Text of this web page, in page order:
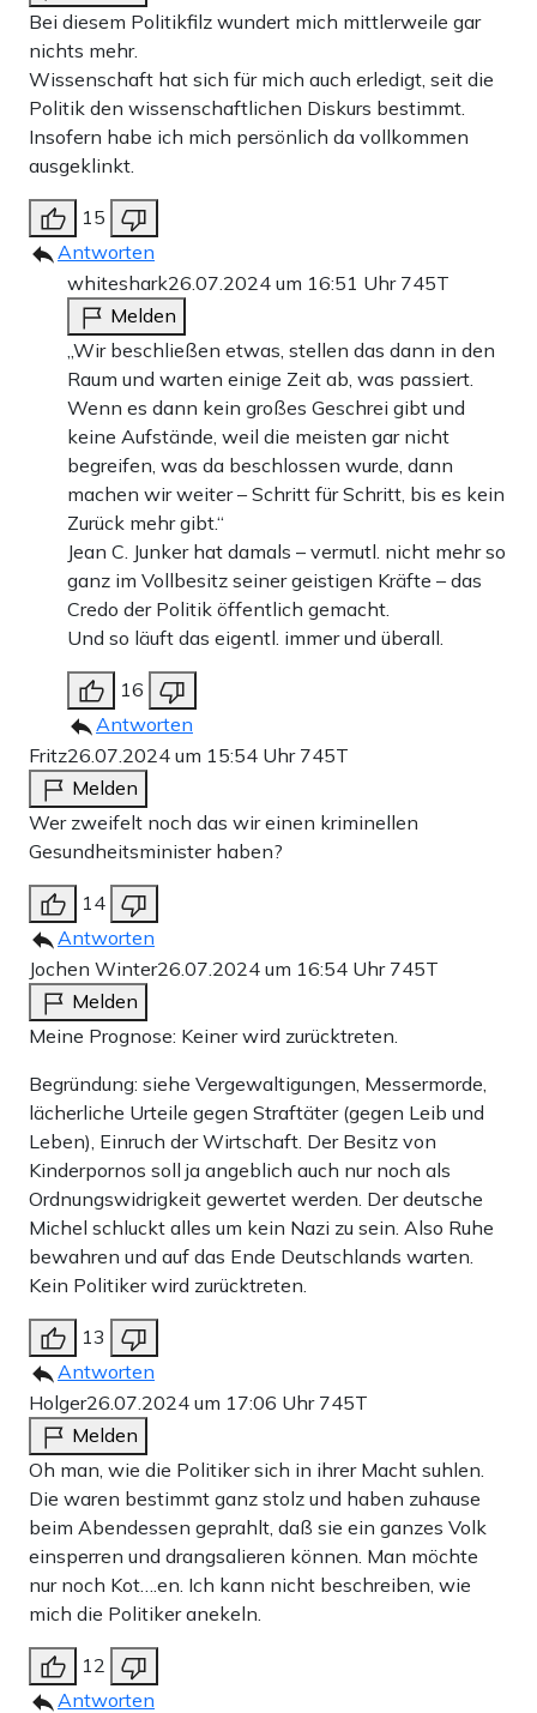
Bei diesem Politikfilz wundert mich mittlerweile gar
nichts mehr.
Wissenschaft hat sich für mich auch erledigt, seit die
Politik den wissenschaftlichen Diskurs bestimmt.
Insofern habe ich mich persönlich da vollkommen
ausgeklinkt.
15
Antworten
whiteshark26.07.2024 um 16:51 Uhr 745T
Melden
„Wir beschließen etwas, stellen das dann in den
Raum und warten einige Zeit ab, was passiert.
Wenn es dann kein großes Geschrei gibt und
keine Aufstände, weil die meisten gar nicht
begreifen, was da beschlossen wurde, dann
machen wir weiter – Schritt für Schritt, bis es kein
Zurück mehr gibt.“
Jean C. Junker hat damals – vermutl. nicht mehr so
ganz im Vollbesitz seiner geistigen Kräfte – das
Credo der Politik öffentlich gemacht.
Und so läuft das eigentl. immer und überall.
16
Antworten
Fritz26.07.2024 um 15:54 Uhr 745T
Melden
Wer zweifelt noch das wir einen kriminellen
Gesundheitsminister haben?
14
Antworten
Jochen Winter26.07.2024 um 16:54 Uhr 745T
Melden
Meine Prognose: Keiner wird zurücktreten.
Begründung: siehe Vergewaltigungen, Messermorde,
lächerliche Urteile gegen Straftäter (gegen Leib und
Leben), Einruch der Wirtschaft. Der Besitz von
Kinderpornos soll ja angeblich auch nur noch als
Ordnungswidrigkeit gewertet werden. Der deutsche
Michel schluckt alles um kein Nazi zu sein. Also Ruhe
bewahren und auf das Ende Deutschlands warten.
Kein Politiker wird zurücktreten.
13
Antworten
Holger26.07.2024 um 17:06 Uhr 745T
Melden
Oh man, wie die Politiker sich in ihrer Macht suhlen.
Die waren bestimmt ganz stolz und haben zuhause
beim Abendessen geprahlt, daß sie ein ganzes Volk
einsperren und drangsalieren können. Man möchte
nur noch Kot….en. Ich kann nicht beschreiben, wie
mich die Politiker anekeln.
12
Antworten